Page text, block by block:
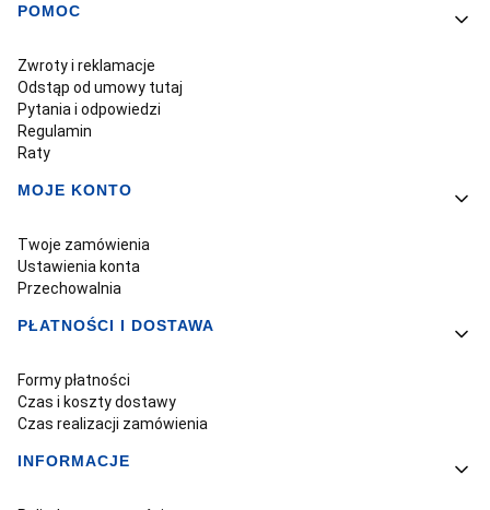
Linki w stopce
POMOC
Zwroty i reklamacje
Odstąp od umowy tutaj
Pytania i odpowiedzi
Regulamin
Raty
MOJE KONTO
Twoje zamówienia
Ustawienia konta
Przechowalnia
PŁATNOŚCI I DOSTAWA
Formy płatności
Czas i koszty dostawy
Czas realizacji zamówienia
INFORMACJE